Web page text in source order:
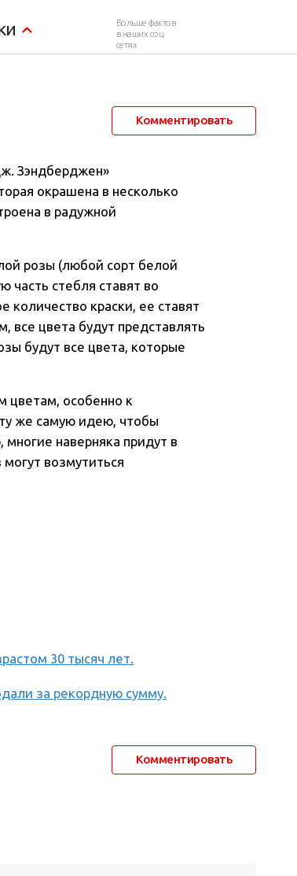
Больше фактов
в наших соц.
сетях
Комментировать
Зэндберджен»
окрашена в несколько
в радужной
розы (любой сорт белой
часть стебля ставят во
количество краски, ее ставят
все цвета будут представлять
будут все цвета, которые
цветам, особенно к
же самую идею, чтобы
наверняка придут в
возмутиться
30 тысяч лет.
за рекордную сумму.
Комментировать